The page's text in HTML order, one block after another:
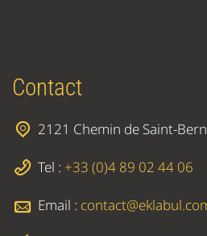
Contact
2121 Chemin de Saint-
Tel : +33 (0)4 89 02 44 06
Email :